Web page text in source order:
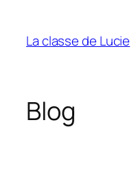
contenu
La classe de Lucie
Blog